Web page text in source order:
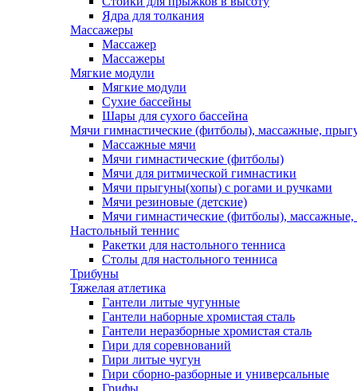
Ядра для толкания
Массажеры
Массажер
Массажеры
Мягкие модули
Мягкие модули
Сухие бассейны
Шары для сухого бассейна
Мячи гимнастические (фитболы), массажные,
Массажные мячи
Мячи гимнастические (фитболы)
Мячи для ритмической гимнастики
Мячи прыгуны(хопы) с рогами и ручками
Мячи резиновые (детские)
Мячи гимнастические (фитболы),
Настольный теннис
Ракетки для настольного тенниса
Столы для настольного тенниса
Трибуны
Тяжелая атлетика
Гантели литые чугунные
Гантели наборные хромистая сталь
Гантели неразборные хромистая сталь
Гири для соревнований
Гири литые чугун
Гири сборно-разборные и универсальные
Грифы